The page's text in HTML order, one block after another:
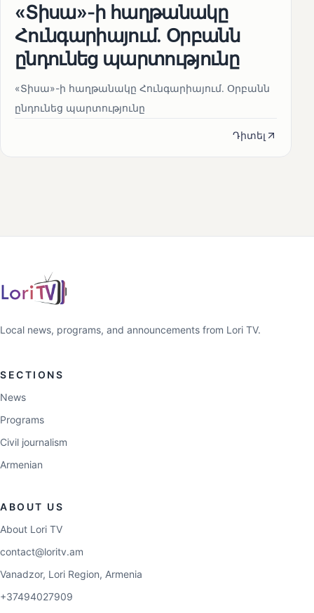
«Տիսա»-ի հաղթանակը
Հունգարիայում․ Օրբանն
ընդունեց պարտությունը
«Տիսա»-ի հաղթանակը Հունգարիայում․ Օրբանն
ընդունեց պարտությունը
Դիտել
Local news, programs, and announcements from Lori TV.
SECTIONS
News
Programs
Civil journalism
Armenian
ABOUT US
About Lori TV
contact@loritv.am
Vanadzor, Lori Region, Armenia
+37494027909